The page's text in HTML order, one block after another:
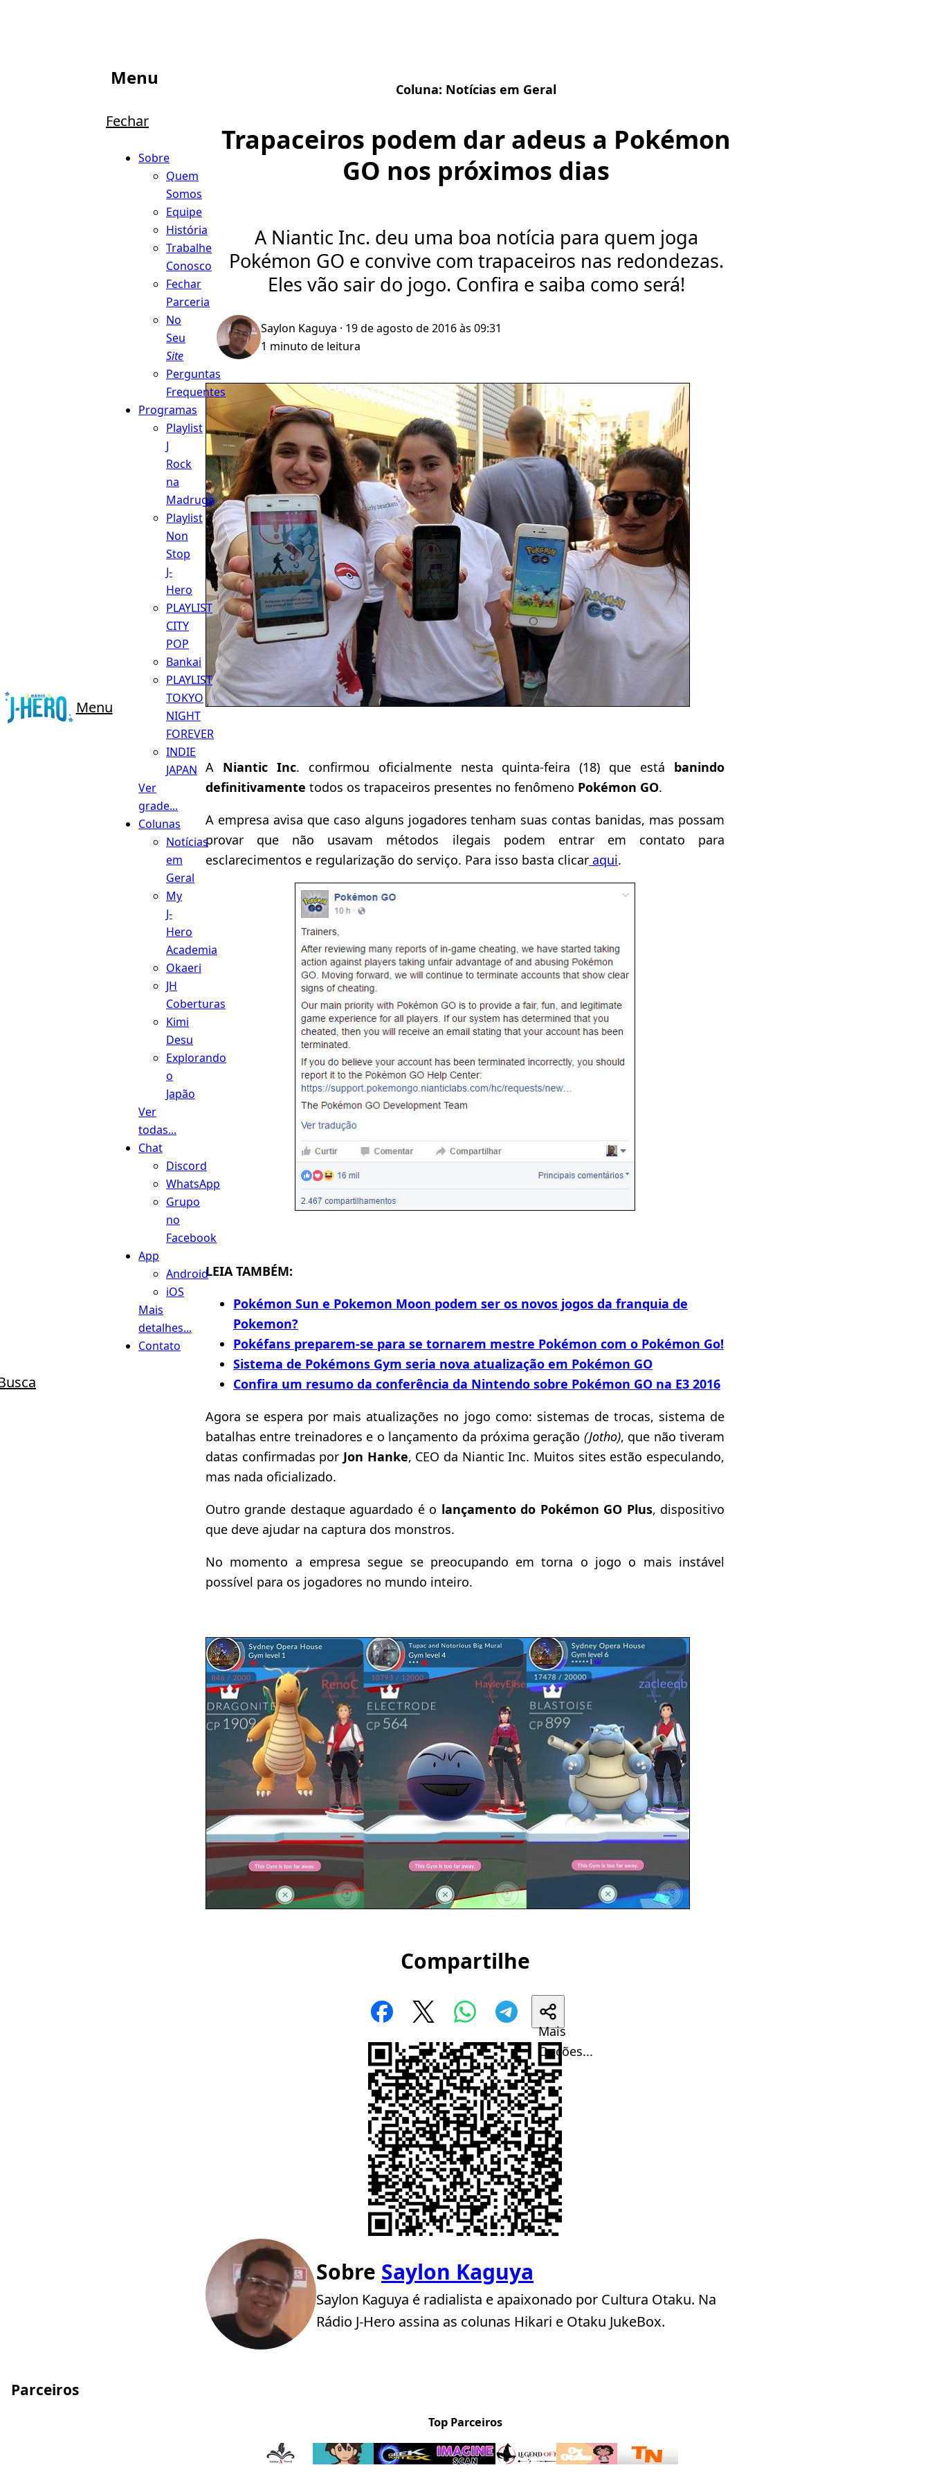
Menu
Menu
Fechar
Sobre
Quem
Somos
Equipe
História
Trabalhe
Conosco
Fechar
Parceria
No
Seu
Site
Perguntas
Frequentes
Programas
Playlist
J
Rock
na
Madruga
Playlist
Non
Stop
J-
Hero
PLAYLIST
CITY
POP
Bankai
PLAYLIST
TOKYO
NIGHT
FOREVER
INDIE
JAPAN
Ver
grade...
Colunas
Notícias
em
Geral
My
J-
Hero
Academia
Okaeri
JH
Coberturas
Kimi
Desu
Explorando
o
Japão
Ver
todas...
Chat
Discord
WhatsApp
Grupo
no
Facebook
App
Android
iOS
Mais
detalhes...
Contato
Coluna: Notícias em Geral
Trapaceiros podem dar adeus a Pokémon
GO nos próximos dias
A Niantic Inc. deu uma boa notícia para quem joga
Pokémon GO e convive com trapaceiros nas redondezas.
Eles vão sair do jogo. Confira e saiba como será!
Saylon Kaguya · 19 de agosto de 2016 às 09:31
1 minuto de leitura
A Niantic Inc. confirmou oficialmente nesta quinta-feira (18) que está banindo
definitivamente todos os trapaceiros presentes no fenômeno Pokémon GO.
A empresa avisa que caso alguns jogadores tenham suas contas banidas, mas possam
provar que não usavam métodos ilegais podem entrar em contato para
esclarecimentos e regularização do serviço. Para isso basta clicar aqui.
LEIA TAMBÉM:
Pokémon Sun e Pokemon Moon podem ser os novos jogos da franquia de
Pokemon?
Pokéfans preparem-se para se tornarem mestre Pokémon com o Pokémon Go!
Sistema de Pokémons Gym seria nova atualização em Pokémon GO
Confira um resumo da conferência da Nintendo sobre Pokémon GO na E3 2016
Agora se espera por mais atualizações no jogo como: sistemas de trocas, sistema de
batalhas entre treinadores e o lançamento da próxima geração (Jotho), que não tiveram
datas confirmadas por Jon Hanke, CEO da Niantic Inc. Muitos sites estão especulando,
mas nada oficializado.
Outro grande destaque aguardado é o lançamento do Pokémon GO Plus, dispositivo
que deve ajudar na captura dos monstros.
No momento a empresa segue se preocupando em torna o jogo o mais instável
possível para os jogadores no mundo inteiro.
Compartilhe
Mais
Opções...
Sobre Saylon Kaguya
Saylon Kaguya é radialista e apaixonado por Cultura Otaku. Na
Rádio J-Hero assina as colunas Hikari e Otaku JukeBox.
Parceiros
Top Parceiros